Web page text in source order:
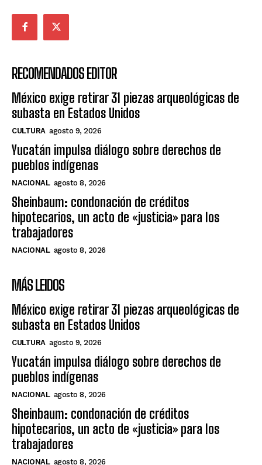
RECOMENDADOS EDITOR
México exige retirar 31 piezas arqueológicas de
subasta en Estados Unidos
CULTURA agosto 9, 2026
Yucatán impulsa diálogo sobre derechos de
pueblos indígenas
NACIONAL agosto 8, 2026
Sheinbaum: condonación de créditos
hipotecarios, un acto de «justicia» para los
trabajadores
NACIONAL agosto 8, 2026
MÁS LEIDOS
México exige retirar 31 piezas arqueológicas de
subasta en Estados Unidos
CULTURA agosto 9, 2026
Yucatán impulsa diálogo sobre derechos de
pueblos indígenas
NACIONAL agosto 8, 2026
Sheinbaum: condonación de créditos
hipotecarios, un acto de «justicia» para los
trabajadores
NACIONAL agosto 8, 2026